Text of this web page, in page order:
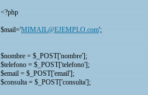
<?php
$mail='MIMAIL@EJEMPLO.com';
$nombre = $_POST['nombre'];
$telefono = $_POST['telefono'];
$email = $_POST['email'];
$consulta = $_POST['consulta'];